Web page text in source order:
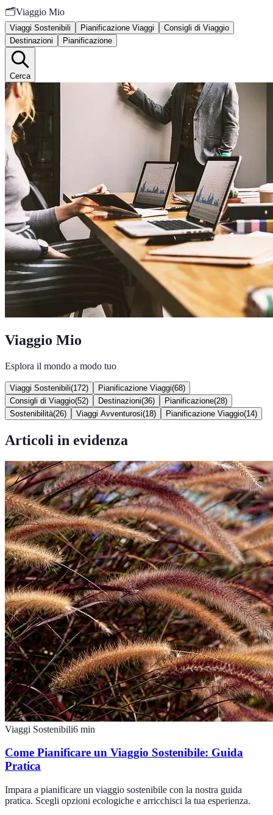
🗂️Viaggio Mio
Viaggi Sostenibili Pianificazione Viaggi
Consigli di Viaggio
Destinazioni
Pianificazione
Cerca
Viaggio Mio
Esplora il mondo a modo tuo
Viaggi Sostenibili(172) Pianificazione Viaggi(68)
Consigli di Viaggio(52) Destinazioni(36) Pianificazione(28)
Sostenibilità(26) Viaggi Avventurosi(18) Pianificazione Viaggio(14)
Articoli in evidenza
Viaggi Sostenibili6 min
Come Pianificare un Viaggio Sostenibile: Guida
Pratica
Impara a pianificare un viaggio sostenibile con la nostra guida
pratica. Scegli opzioni ecologiche e arricchisci la tua esperienza.